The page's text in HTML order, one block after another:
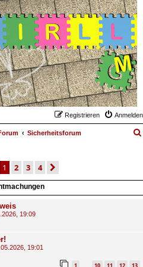
Anmelden
Registrieren
Sicherheitsforum
1 2 3 4
19:09
19:01
1 10 11 12 13